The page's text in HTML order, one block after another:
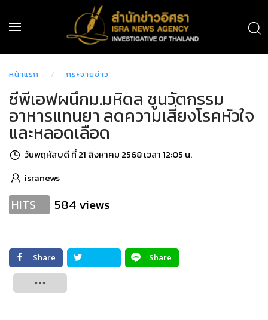
หน้าแรก กระจายข่าว
ซีพีเอฟผนึกม.มหิดล ชูนวัตกรรม
อาหารแทนยา ลดความเสี่ยงโรคหัวใจ
และหลอดเลือด
วันพฤหัสบดี ที่ 21 สิงหาคม 2568 เวลา 12:05 น.
isranews
HITS 584 views
Share
Share